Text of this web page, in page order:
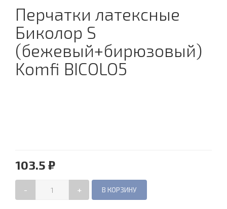
Перчатки латексные
Биколор S
(бежевый+бирюзовый)
Komfi BICOLO5
103.5 ₽
- +